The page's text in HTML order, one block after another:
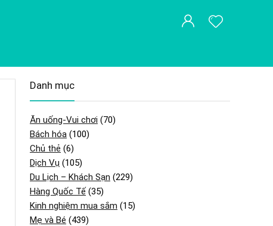
Danh mục
Ăn uống-Vui chơi (70)
Bách hóa (100)
Chủ thẻ (6)
Dịch Vụ (105)
Du Lịch – Khách Sạn (229)
Hàng Quốc Tế (35)
Kinh nghiệm mua sắm (15)
Mẹ và Bé (439)